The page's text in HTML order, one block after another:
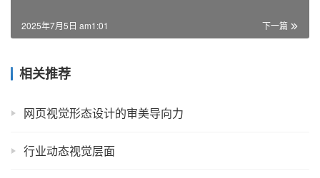
下一篇
2025年7月5日 am1:01
相关推荐
网页视觉形态设计的审美导向力
行业动态视觉层面